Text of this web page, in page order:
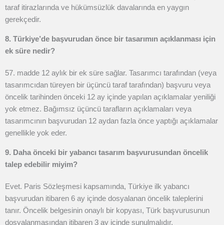
taraf itirazlarında ve hükümsüzlük davalarında en yaygın
gerekçedir.
8. Türkiye’de başvurudan önce bir tasarımın açıklanması için
ek süre nedir?
57. madde 12 aylık bir ek süre sağlar. Tasarımcı tarafından (veya
tasarımcıdan türeyen bir üçüncü taraf tarafından) başvuru veya
öncelik tarihinden önceki 12 ay içinde yapılan açıklamalar yeniliği
yok etmez. Bağımsız üçüncü tarafların açıklamaları veya
tasarımcının başvurudan 12 aydan fazla önce yaptığı açıklamalar
genellikle yok eder.
9. Daha önceki bir yabancı tasarım başvurusundan öncelik
talep edebilir miyim?
Evet. Paris Sözleşmesi kapsamında, Türkiye ilk yabancı
başvurudan itibaren 6 ay içinde dosyalanan öncelik taleplerini
tanır. Öncelik belgesinin onaylı bir kopyası, Türk başvurusunun
dosyalanmasından itibaren 3 ay içinde sunulmalıdır.